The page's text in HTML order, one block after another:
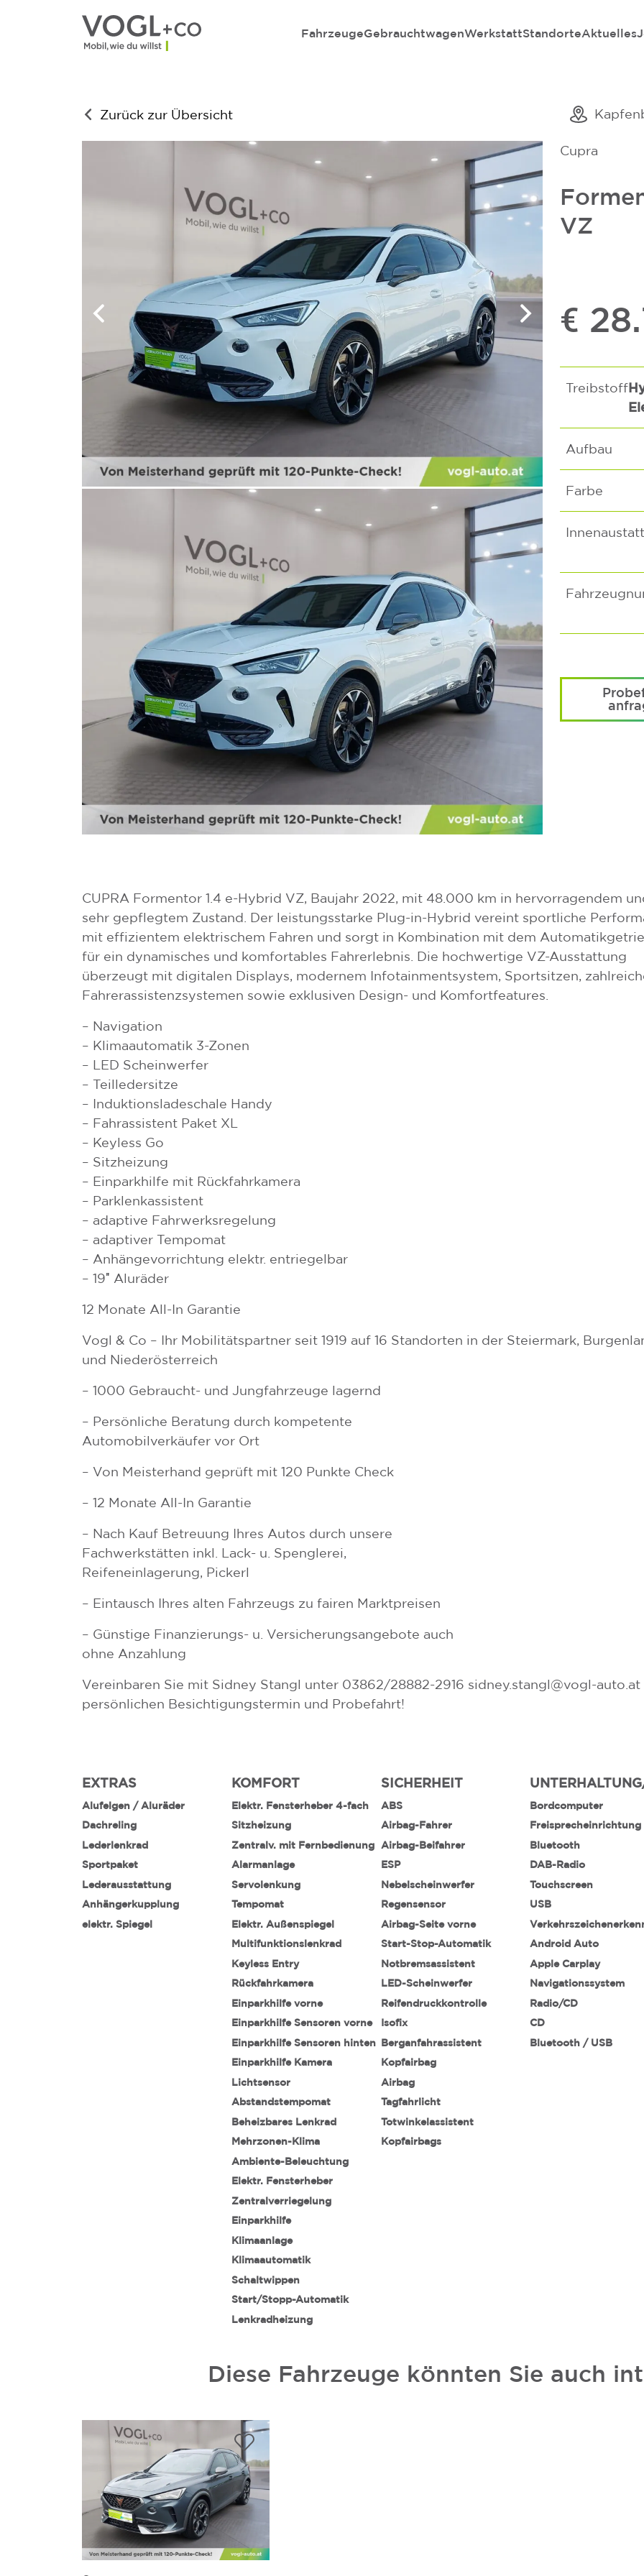
FahrzeugeGebrauchtwagenWerkstattStandorteAktuelles
Zurück zur Übersicht
Cupra
VZ
€
Treibstoff
Aufbau
Farbe
CUPRA Formentor 1.4 e-Hybrid VZ, Baujahr 2022, mit 48.000 km in hervorragendem
sehr gepflegtem Zustand. Der leistungsstarke Plug-in-Hybrid vereint sportliche
mit effizientem elektrischem Fahren und sorgt in Kombination mit dem
für ein dynamisches und komfortables Fahrerlebnis. Die hochwertige VZ-Ausstattung
überzeugt mit digitalen Displays, modernem Infotainmentsystem, Sportsitzen,
Fahrerassistenzsystemen sowie exklusiven Design- und Komfortfeatures.
– Navigation
– Klimaautomatik 3-Zonen
– LED Scheinwerfer
– Teilledersitze
– Induktionsladeschale Handy
– Fahrassistent Paket XL
– Keyless Go
– Sitzheizung
– Einparkhilfe mit Rückfahrkamera
– Parklenkassistent
– adaptive Fahrwerksregelung
– adaptiver Tempomat
– Anhängevorrichtung elektr. entriegelbar
– 19″ Aluräder
12 Monate All-In Garantie
Vogl & Co – Ihr Mobilitätspartner seit 1919 auf 16 Standorten in der Steiermark,
und Niederösterreich
– 1000 Gebraucht- und Jungfahrzeuge lagernd
– Persönliche Beratung durch kompetente
Automobilverkäufer vor Ort
– Von Meisterhand geprüft mit 120 Punkte Check
– 12 Monate All-In Garantie
– Nach Kauf Betreuung Ihres Autos durch unsere
Fachwerkstätten inkl. Lack- u. Spenglerei,
Reifeneinlagerung, Pickerl
– Eintausch Ihres alten Fahrzeugs zu fairen Marktpreisen
– Günstige Finanzierungs- u. Versicherungsangebote auch
ohne Anzahlung
Vereinbaren Sie mit Sidney Stangl unter 03862/28882-2916 sidney.stangl@vogl-auto.at
persönlichen Besichtigungstermin und Probefahrt!
EXTRAS
Alufelgen / Aluräder
Dachreling
Lederlenkrad
Sportpaket
Lederausstattung
Anhängerkupplung
elektr. Spiegel
KOMFORT
Elektr. Fensterheber 4-fach
Sitzheizung
Zentralv. mit Fernbedienung
Alarmanlage
Servolenkung
Tempomat
Elektr. Außenspiegel
Multifunktionslenkrad
Keyless Entry
Rückfahrkamera
Einparkhilfe vorne
Einparkhilfe Sensoren vorne
Einparkhilfe Sensoren hinten
Einparkhilfe Kamera
Lichtsensor
Abstandstempomat
Beheizbares Lenkrad
Mehrzonen-Klima
Ambiente-Beleuchtung
Elektr. Fensterheber
Zentralverriegelung
Einparkhilfe
Klimaanlage
Klimaautomatik
Schaltwippen
Start/Stopp-Automatik
Lenkradheizung
SICHERHEIT
ABS
Airbag-Fahrer
Airbag-Beifahrer
ESP
Nebelscheinwerfer
Regensensor
Airbag-Seite vorne
Start-Stop-Automatik
Notbremsassistent
LED-Scheinwerfer
Reifendruckkontrolle
Isofix
Berganfahrassistent
Kopfairbag
Airbag
Tagfahrlicht
Totwinkelassistent
Kopfairbags
Bordcomputer
Freisprecheinrichtung
Bluetooth
DAB-Radio
Touchscreen
USB
Android Auto
Apple Carplay
Navigationssystem
Radio/CD
CD
Bluetooth / USB
Diese Fahrzeuge könnten Sie auch